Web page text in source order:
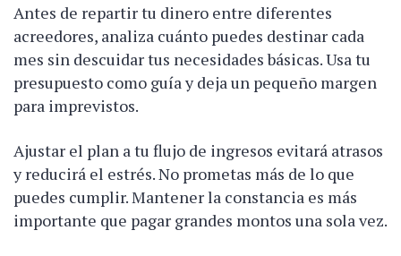
Antes de repartir tu dinero entre diferentes
acreedores, analiza cuánto puedes destinar cada
mes sin descuidar tus necesidades básicas. Usa tu
presupuesto como guía y deja un pequeño margen
para imprevistos.
Ajustar el plan a tu flujo de ingresos evitará atrasos
y reducirá el estrés. No prometas más de lo que
puedes cumplir. Mantener la constancia es más
importante que pagar grandes montos una sola vez.